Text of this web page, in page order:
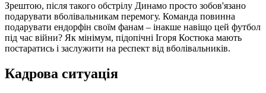
Зрештою, після такого обстрілу Динамо просто зобов'язано
подарувати вболівальникам перемогу. Команда повинна
подарувати ендорфін своїм фанам – інакше навіщо цей футбол
під час війни? Як мінімум, підопічні Ігоря Костюка мають
постаратись і заслужити на респект від вболівальників.
Кадрова ситуація